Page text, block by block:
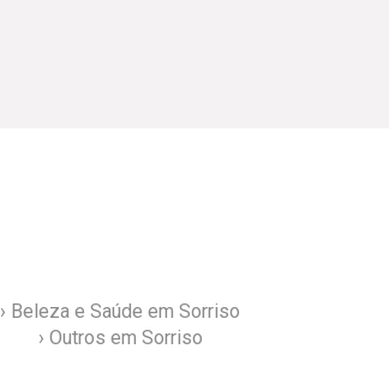
› Beleza e Saúde em Sorriso
› Outros em Sorriso